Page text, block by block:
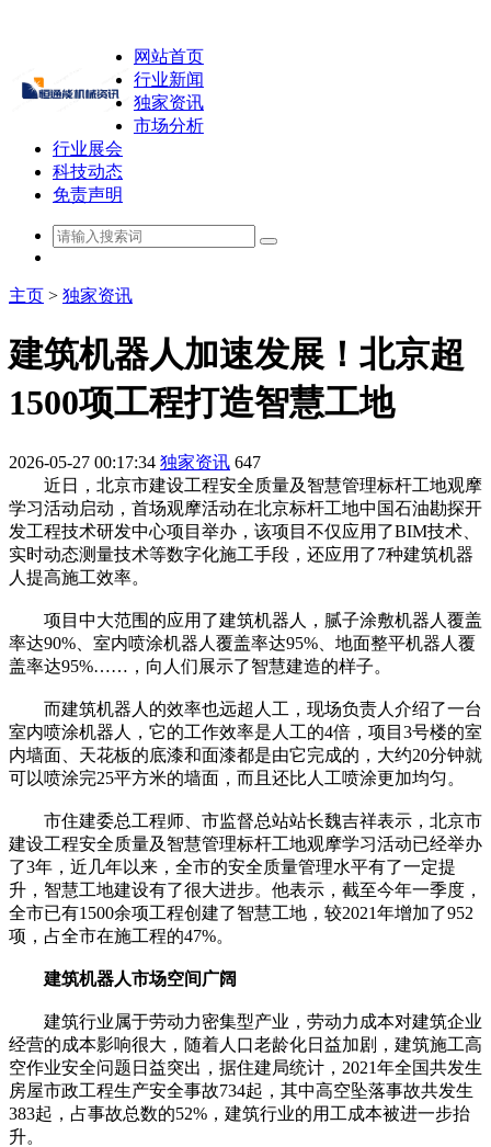
网站首页
行业新闻
独家资讯
市场分析
行业展会
科技动态
免责声明
主页 > 独家资讯
建筑机器人加速发展！北京超
1500项工程打造智慧工地
2026-05-27 00:17:34 独家资讯 647
近日，北京市建设工程安全质量及智慧管理标杆工地观摩
学习活动启动，首场观摩活动在北京标杆工地中国石油勘探开
发工程技术研发中心项目举办，该项目不仅应用了BIM技术、
实时动态测量技术等数字化施工手段，还应用了7种建筑机器
人提高施工效率。
项目中大范围的应用了建筑机器人，腻子涂敷机器人覆盖
率达90%、室内喷涂机器人覆盖率达95%、地面整平机器人覆
盖率达95%……，向人们展示了智慧建造的样子。
而建筑机器人的效率也远超人工，现场负责人介绍了一台
室内喷涂机器人，它的工作效率是人工的4倍，项目3号楼的室
内墙面、天花板的底漆和面漆都是由它完成的，大约20分钟就
可以喷涂完25平方米的墙面，而且还比人工喷涂更加均匀。
市住建委总工程师、市监督总站站长魏吉祥表示，北京市
建设工程安全质量及智慧管理标杆工地观摩学习活动已经举办
了3年，近几年以来，全市的安全质量管理水平有了一定提
升，智慧工地建设有了很大进步。他表示，截至今年一季度，
全市已有1500余项工程创建了智慧工地，较2021年增加了952
项，占全市在施工程的47%。
建筑机器人市场空间广阔
建筑行业属于劳动力密集型产业，劳动力成本对建筑企业
经营的成本影响很大，随着人口老龄化日益加剧，建筑施工高
空作业安全问题日益突出，据住建局统计，2021年全国共发生
房屋市政工程生产安全事故734起，其中高空坠落事故共发生
383起，占事故总数的52%，建筑行业的用工成本被进一步抬
升。